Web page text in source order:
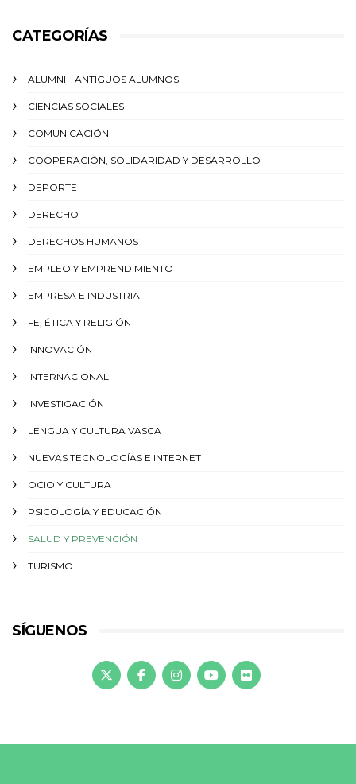
CATEGORÍAS
ALUMNI - ANTIGUOS ALUMNOS
CIENCIAS SOCIALES
COMUNICACIÓN
COOPERACIÓN, SOLIDARIDAD Y DESARROLLO
DEPORTE
DERECHO
DERECHOS HUMANOS
EMPLEO Y EMPRENDIMIENTO
EMPRESA E INDUSTRIA
FE, ÉTICA Y RELIGIÓN
INNOVACIÓN
INTERNACIONAL
INVESTIGACIÓN
LENGUA Y CULTURA VASCA
NUEVAS TECNOLOGÍAS E INTERNET
OCIO Y CULTURA
PSICOLOGÍA Y EDUCACIÓN
SALUD Y PREVENCIÓN
TURISMO
SÍGUENOS